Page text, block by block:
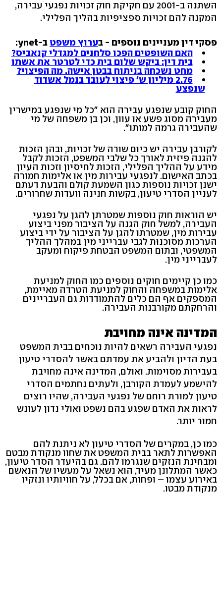
השתנה ב-2001 עם חקיקת חוק זכויות נפגעי עבירה,
המקנה להם זכויות ספציפיות בהליך הפלילי.
פסקי דין מעניינים נוספים - בערוץ משפט ב-ynet:
האם השופטים הפכו סלחנים למגדלי קנאביס?
בית דין: ביקש שלום בית כדי לטרטר את אשתו
מחט נשכחה בניתוח בבטן אישה. מה הפיצוי?
2.76 מיליון ש' פיצוי לעובד בנמל אשדוד
שנפצע
החוק קובע שנפגע עבירה הוא "כל מי שנפגע במישרין
מעבירה מסוג פשע או עוון, וכן בן משפחה של מי
שהעבירה גרמה למותו".
לקורבן עבירה יש כיום שורה של זכויות, ובהן הזכות
להגנה פיזית לאורך כל שלבי המשפט, הזכות לקבל
מידע על ההליך הפלילי, הזכות לחיסיון וזכות העיון
בכתב האישום. לנפגעי עבירות מין או אלימות חמורה
ישנן זכויות נוספות כגון השמעת קולם והבעת דעתם
לעניין הסדרי טיעון, בקשות חנינה וועדות שחרורים.
יש הוראות חוק נוספות שמטרתן להגן על נפגעי
העבירה, למשל חוק הגנה על הציבור מפני ביצוע
עבירות מין, שמטרתו להגן על הציבור על ידי ביצוע
הערכות מסוכנוּת לגבי עברייני מין במהלך ההליך
המשפטי, ובתום המשפט הבטחת פיקוח ומעקב
לעברייני מין.
כמו כן קיימים חוקים נוספים כמו החוק למניעת
אלימות במשפחה והחוק למניעת הטרדה מאיימת,
המספקים אף הם כלים להתמודדות גם העבריינים
והרחקתם מקורבנות העבירה.
המדינה אינה מחויבת
נפגעי העבירה רשאים להיות נוכחים בבית המשפט
בעת הדיון ולהביע את עמדתם באשר להסדרי טיעון
בעבירות מסוימות. ואולם, המדינה אינה מחויבת
להישמע לעמדת הקורבן, ולעתים נחתמים הסדרי
טיעון למורת רוחם של נפגעי העבירה, שהיו רוצים
לראות את האדם שפגע בהם נשפט ואולי נדון לעונש
חמור יותר.
כמו כן, במקרים של הסדרי טיעון לא ניתנת להם
האפשרות לתאר בבית המשפט את שחוו מנקודת מבטם
ומבחינת הנזקים שנגרמו להם. גם בהיעדר הסדר טיעון,
כאשר המתלונן מעיד, הוא נשאל על מעשיו של הנאשם
באירוע עצמו – ופחות, אם בכלל, על חוויותיו ונזקיו
מנקודת מבטו.